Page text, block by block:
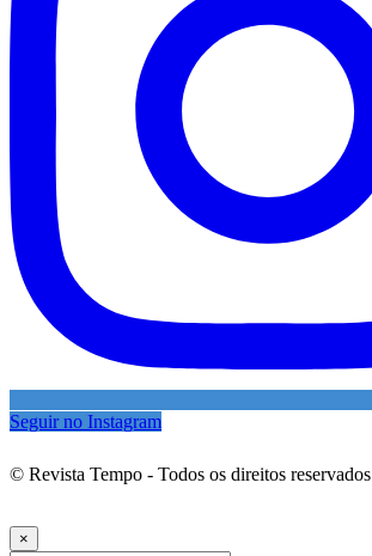
Seguir no Instagram
© Revista Tempo - Todos os direitos reservados
×